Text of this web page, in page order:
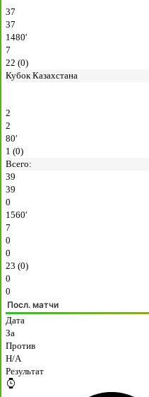
37
37
1480′
7
22 (0)
Кубок Казахстана
2
2
80′
1 (0)
Всего:
39
39
0
1560′
7
0
0
23 (0)
0
0
Посл. матчи
Дата
За
Против
H/A
Результат